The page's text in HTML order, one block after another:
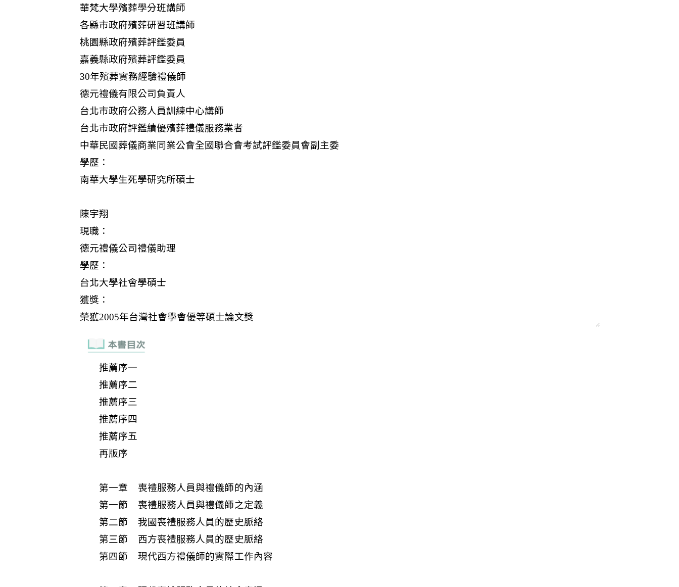
推薦序一
推薦序二
推薦序三
推薦序四
推薦序五
再版序
第一章 喪禮服務人員與禮儀師的內涵
第一節 喪禮服務人員與禮儀師之定義
第二節 我國喪禮服務人員的歷史脈絡
第三節 西方喪禮服務人員的歷史脈絡
第四節 現代西方禮儀師的實際工作內容